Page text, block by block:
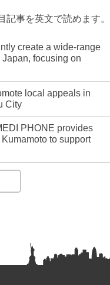
記事を英文で読めます。
create a wide-range
focusing on
local appeals in
City
PHONE provides
to support